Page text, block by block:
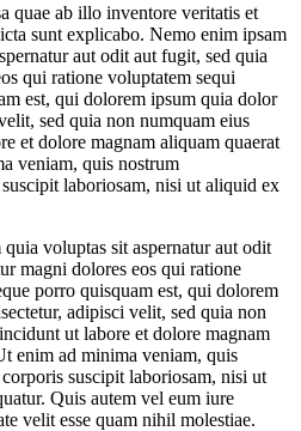
quae ab illo inventore veritatis et
sunt explicabo. Nemo enim ipsam
aut odit aut fugit, sed quia
qui ratione voluptatem sequi
est, qui dolorem ipsum quia dolor
sed quia non numquam eius
et dolore magnam aliquam quaerat
veniam, quis nostrum
laboriosam, nisi ut aliquid ex
voluptas sit aspernatur aut odit
magni dolores eos qui ratione
porro quisquam est, qui dolorem
adipisci velit, sed quia non
ut labore et dolore magnam
enim ad minima veniam, quis
suscipit laboriosam, nisi ut
Quis autem vel eum iure
velit esse quam nihil molestiae.